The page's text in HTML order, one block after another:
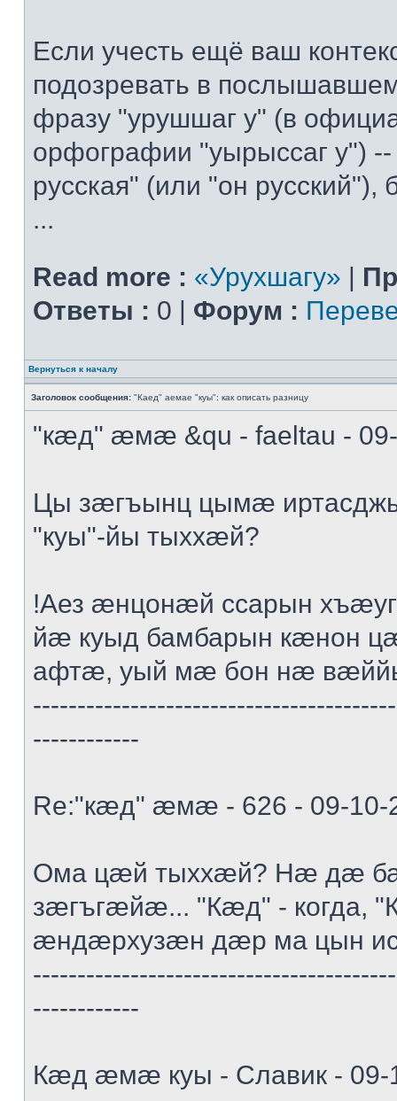
Если учесть ещё ваш
подозревать в
фразу "урушшаг у" (в
орфографии "уырыссаг у") --
русская" (или "он русский"),
...
Read more : «Урухшагу» |
Ответы : 0 | Форум :
Вернуться к началу
Заголовок сообщения: "Каед" аемае "куы": как описать разницу
"кæд" æмæ &qu - faeltau -
Цы зæгъынц цымæ
"куы"-йы тыххæй?
!Аез æнцонæй ссарын
йæ куыд бамбарын кæнон
афтæ, уый мæ бон нæ
------------
Re:"кæд" æмæ - 626 - 09-10-
Ома цæй тыххæй? Нæ дæ
зæгъгæйæ... "Кæд" - когда,
æндæрхузæн дæр ма цын
------------
Кæд æмæ куы - Славик - 09-